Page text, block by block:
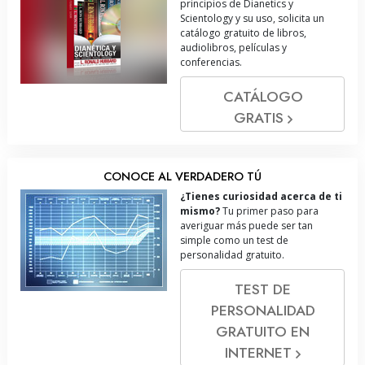
principios de Dianetics y
Scientology y su uso, solicita un
catálogo gratuito de libros,
audiolibros, películas y
conferencias.
CATÁLOGO
GRATIS
CONOCE AL VERDADERO TÚ
¿Tienes curiosidad acerca de ti
mismo?Tu primer paso para
averiguar más puede ser tan
simple como un test de
personalidad gratuito.
TEST DE
PERSONALIDAD
GRATUITO EN
INTERNET